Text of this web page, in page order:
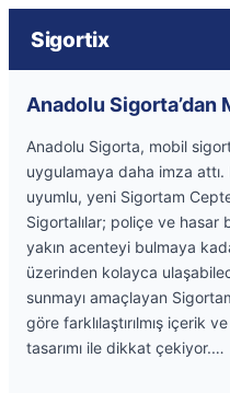
Sigortix
Anadolu Sigorta’dan
Anadolu Sigorta, mobil
uygulamaya daha imza
uyumlu, yeni Sigortam
Sigortalılar; poliçe ve
yakın acenteyi bulmaya
üzerinden kolayca
sunmayı amaçlayan
göre farklılaştırılmış içerik
tasarımı ile dikkat çekiyor.…